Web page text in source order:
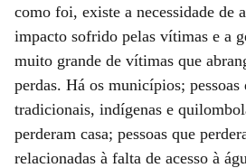
como foi, existe a necessidade de
impacto sofrido pelas vítimas e a
muito grande de vítimas que
perdas. Há os municípios; pessoas
tradicionais, indígenas e
perderam casa; pessoas que
relacionadas à falta de acesso à